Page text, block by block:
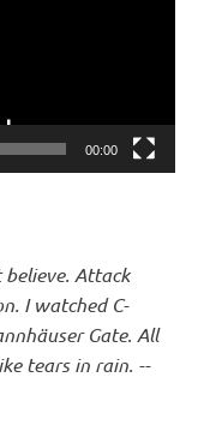
00:00
Attack
I watched C-
Gate. All
tears in rain. --